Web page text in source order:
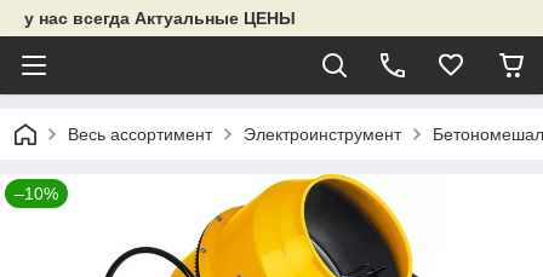
у нас всегда Актуальные ЦЕНЫ
Весь ассортимент Электроинструмент
–10%